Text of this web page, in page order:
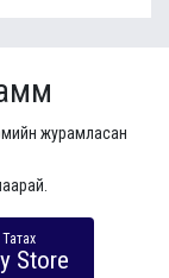
журамласан
Татах
Store